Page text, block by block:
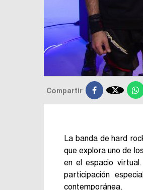
Compartir 
La banda de hard
que explora uno de
en el espacio
participación
contemporánea.